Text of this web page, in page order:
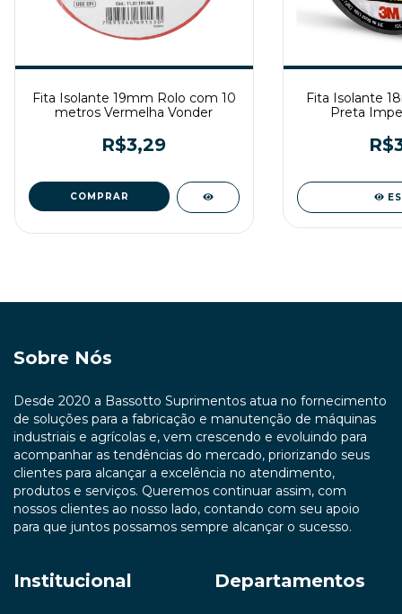
Fita Isolante 19mm Rolo com 10
metros Vermelha Vonder
R$3,29
Fita Isolante
Preta
Sobre Nós
Desde 2020 a Bassotto Suprimentos atua no fornecimento
de soluções para a fabricação e manutenção de máquinas
industriais e agrícolas e, vem crescendo e evoluindo para
acompanhar as tendências do mercado, priorizando seus
clientes para alcançar a excelência no atendimento,
produtos e serviços. Queremos continuar assim, com
nossos clientes ao nosso lado, contando com seu apoio
para que juntos possamos sempre alcançar o sucesso.
Institucional Departamentos